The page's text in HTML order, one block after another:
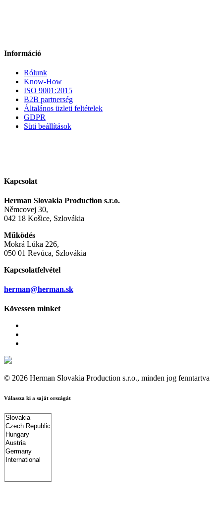
Információ
Rólunk
Know-How
ISO 9001:2015
B2B partnerség
Általános üzleti feltételek
GDPR
Süti beállítások
Kapcsolat
Herman Slovakia Production s.r.o.
Němcovej 30,
042 18 Košice, Szlovákia
Működés
Mokrá Lúka 226,
050 01 Revúca, Szlovákia
Kapcsolatfelvétel
herman@herman.sk
Kövessen minket
© 2026 Herman Slovakia Production s.r.o., minden jog fenntartva
Válassza ki a saját országát